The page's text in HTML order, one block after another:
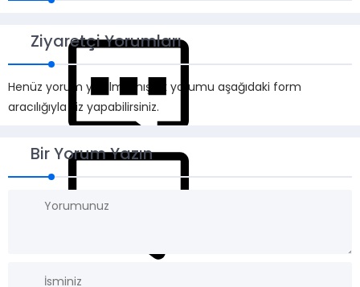
Ziyaretçi Yorumları
Henüz yorum yapılmamış. İlk yorumu aşağıdaki form
aracılığıyla siz yapabilirsiniz.
Bir Yorum Yazın